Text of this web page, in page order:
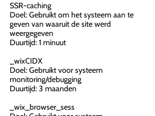
SSR-caching
Doel: Gebruikt om het systeem aan te
geven van waaruit de site werd
weergegeven
Duurtijd: 1 minuut
_wixCIDX
Doel: Gebruikt voor systeem
monitoring/debugging
Duurtijd: 3 maanden
_wix_browser_sess